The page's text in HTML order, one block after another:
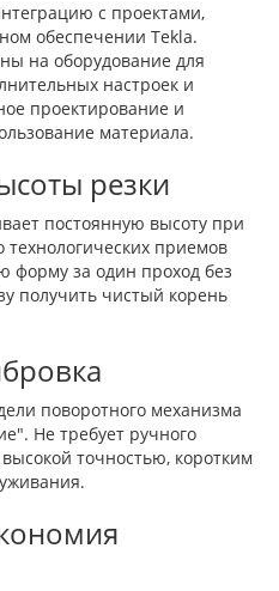
с проектами,
обеспечении Tekla.
на оборудование для
настроек и
проектирование и
материала.
резки
постоянную высоту при
приемов
форму за один проход без
получить чистый корень
поворотного механизма
Не требует ручного
точностью, коротким